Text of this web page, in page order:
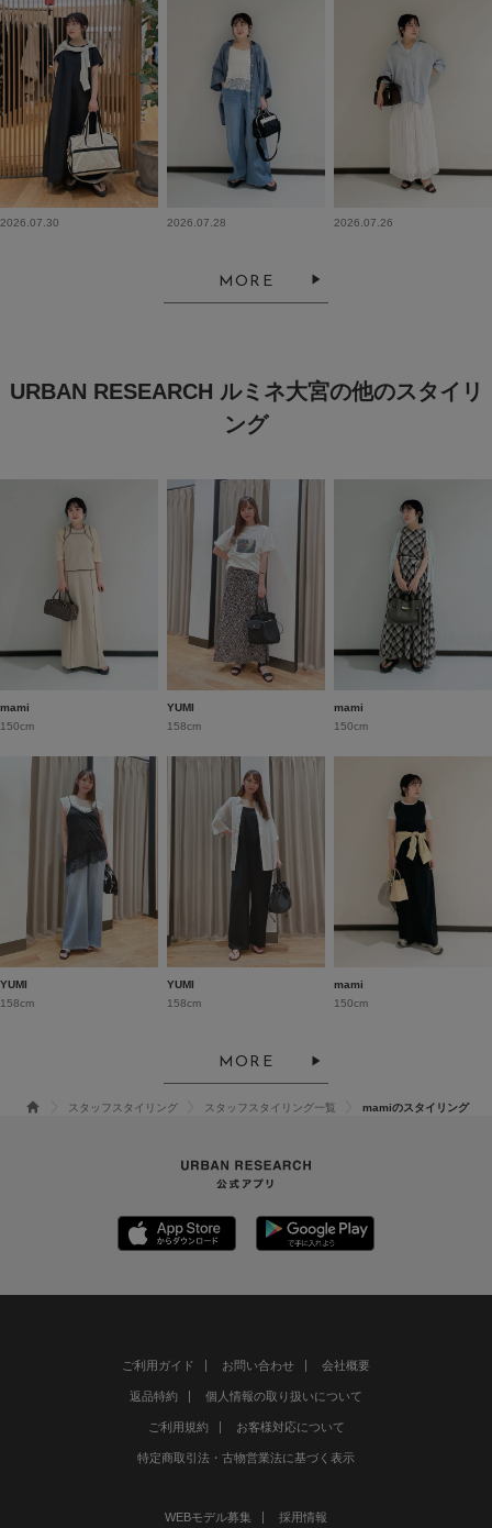
2026.07.30 2026.07.28 2026.07.26
MORE
URBAN RESEARCH ルミネ大宮の他のスタイリ
ング
mami
150cm
YUMI
158cm
mami
150cm
YUMI
158cm
YUMI
158cm
mami
150cm
MORE
スタッフスタイリング スタッフスタイリング一覧 mamiのスタイリング
ご利用ガイド お問い合わせ 会社概要
返品特約 個人情報の取り扱いについて
ご利用規約 お客様対応について
特定商取引法・古物営業法に基づく表示
WEBモデル募集 採用情報